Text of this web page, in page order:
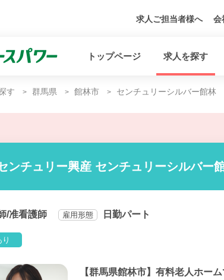
求人ご担当者様へ 会
トップページ 求人を探す
す 群馬県 館林市 センチュリーシルバー館林
ンチュリー興産 センチュリーシルバー
/准看護師 雇用形態 日勤パート
【群馬県館林市】有料老人ホー